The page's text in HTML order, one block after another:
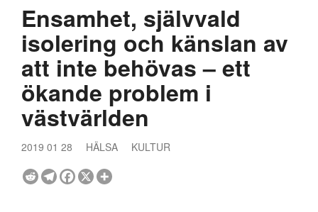
Ensamhet, självvald
isolering och känslan av
att inte behövas – ett
ökande problem i
västvärlden
2019 01 28 HÄLSA KULTUR